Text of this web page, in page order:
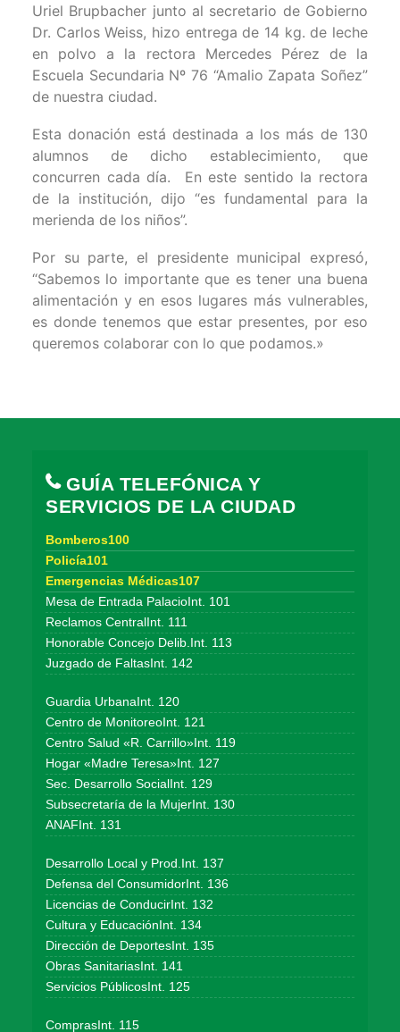
Uriel Brupbacher junto al secretario de Gobierno
Dr. Carlos Weiss, hizo entrega de 14 kg. de leche
en polvo a la rectora Mercedes Pérez de la
Escuela Secundaria Nº 76 “Amalio Zapata Soñez”
de nuestra ciudad.
Esta donación está destinada a los más de 130
alumnos de dicho establecimiento, que
concurren cada día. En este sentido la rectora
de la institución, dijo “es fundamental para la
merienda de los niños”.
Por su parte, el presidente municipal expresó,
“Sabemos lo importante que es tener una buena
alimentación y en esos lugares más vulnerables,
es donde tenemos que estar presentes, por eso
queremos colaborar con lo que podamos.»
GUÍA TELEFÓNICA Y
SERVICIOS DE LA CIUDAD
Bomberos100
Policía101
Emergencias Médicas107
Mesa de Entrada PalacioInt. 101
Reclamos CentralInt. 111
Honorable Concejo Delib.Int. 113
Juzgado de FaltasInt. 142
Guardia UrbanaInt. 120
Centro de MonitoreoInt. 121
Centro Salud «R. Carrillo»Int. 119
Hogar «Madre Teresa»Int. 127
Sec. Desarrollo SocialInt. 129
Subsecretaría de la MujerInt. 130
ANAFInt. 131
Desarrollo Local y Prod.Int. 137
Defensa del ConsumidorInt. 136
Licencias de ConducirInt. 132
Cultura y EducaciónInt. 134
Dirección de DeportesInt. 135
Obras SanitariasInt. 141
Servicios PúblicosInt. 125
ComprasInt. 115